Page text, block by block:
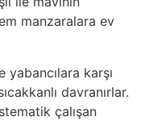
manzaralara ev
yabancılara karşı
davranırlar.
çalışan